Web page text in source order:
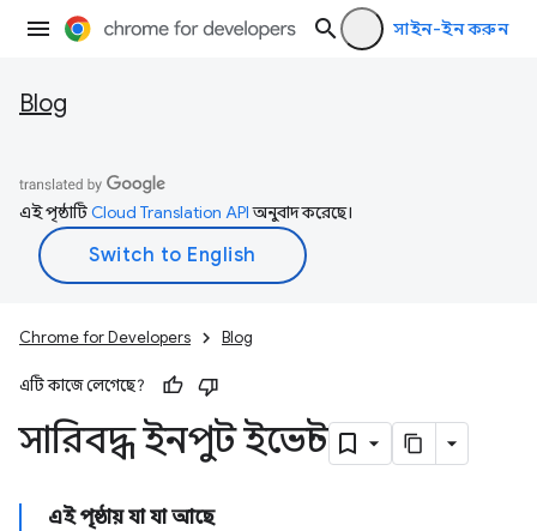
সাইন-ইন করুন
Blog
এই পৃষ্ঠাটিCloud Translation APIঅনুবাদ করেছে।
Chrome for Developers Blog
এটি কাজে লেগেছে?
সারিবদ্ধ ইনপুট ইভেন্ট
এই পৃষ্ঠায় যা যা আছে